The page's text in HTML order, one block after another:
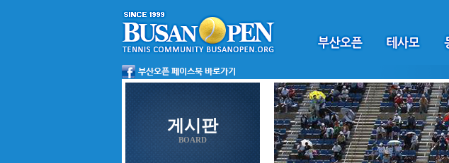
게시판
BOARD